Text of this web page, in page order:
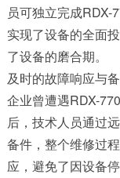
员可独立完成RDX-
实现了设备的全面
了设备的磨合期。
及时的故障响应与
企业曾遭遇RDX-
后，技术人员通过
备件，整个维修过
应，避免了因设备